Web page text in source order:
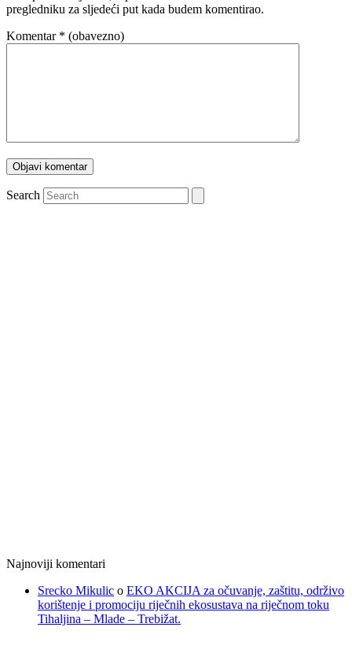
pregledniku za sljedeći put kada budem komentirao.
Komentar * (obavezno)
Search
Najnoviji komentari
Srecko Mikulic o EKO AKCIJA za očuvanje, zaštitu, održivo
korištenje i promociju riječnih ekosustava na riječnom toku
Tihaljina – Mlade – Trebižat.